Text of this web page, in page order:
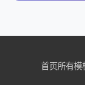
首页所有模